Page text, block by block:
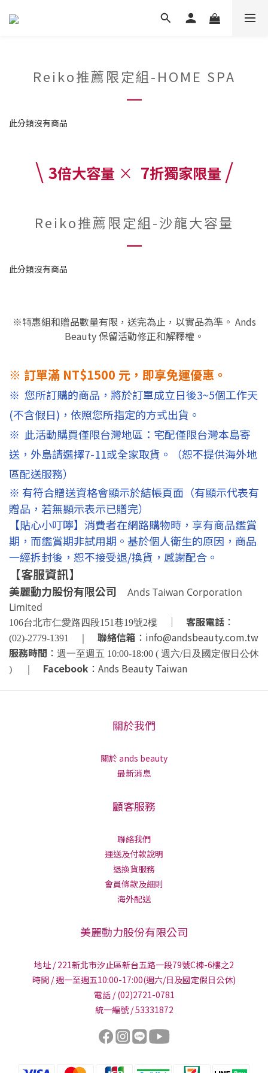
Reiko推薦限定組-HOME SPA
此分類沒有商品
\ 3倍大容量 × 7折獨家限量 /
Reiko推薦限定組-沙龍大容量
此分類沒有商品
※特惠組和贈品數量有限，送完為止，以實品為準。 Ands
Beauty 保留活動修正和解釋權。
※ 訂單滿 NT$1500 元，即享免運優惠。
※ 您所訂購的商品，將於訂單成立日後3~5個工作天
(不含假日)，依照您所指定的方式出貨。
※ 此活動購買僅限台灣地區：宅配僅限台灣本島寄
送，外島請選擇7-11或全家取貨。（恕不提供海外地
區配送服務）
※ 有符合贈送資格會顯示於結帳頁面（有顯示代表有
贈品，若無顯示表示已贈完）
【貼心小叮嚀】消費者在網路購物時，享有商品鑑賞
期，而鑑賞期非試用期。基於個人衛生的原因，商品
一經拆封後，恕不接受退/換貨，感謝配合。
【客服資訊】
美麗動力股份有限公司 Ands Taiwan Corporation
Limited
106台北市仁愛路四段151巷19號2樓 ｜ 客服電話 ：
(02)-2779-1391 ｜ 聯絡信箱 ：info@andsbeauty.com.tw
服務時間 ： 週一至週五 10:00-18:00 ( 週六/日及國定假日公休
)
Facebook ：Ands Beauty Taiwan
關於我們
關於 ands beauty
最新消息
顧客服務
聯絡我們
運送及付款說明
退換貨服務
會員條款及細則
海外配送
美麗動力股份有限公司
地址 / 221新北市汐止區新台五路一段79號C棟-6樓之2
時間 / 週一至週五10:00-17:00(週六/日及國定假日公休)
電話 / (02)2721-0781
統一編號 / 53331872